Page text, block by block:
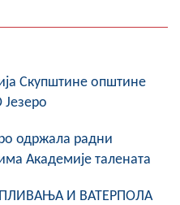
Скупштине општине
Језеро
одржала радни
Академије талената
И ВАТЕРПОЛА